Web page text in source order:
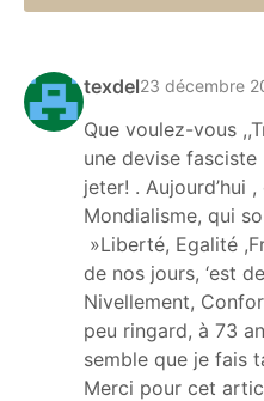
texdel23 décembre
Que voulez-vous
une devise
jeter! . Aujourd’hui
Mondialisme, qui
»Liberté, Egalité
de nos jours, ‘est
Nivellement,
peu ringard, à 73
semble que je fais
Merci pour cet